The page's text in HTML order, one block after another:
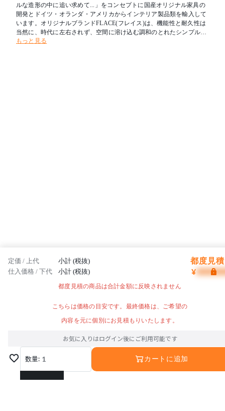
ルな造形の中に追い求めて...」をコンセプトに国産オリジナル家具の
開発とドイツ・オランダ・アメリカからインテリア製品類を輸入して
います。オリジナルブランドFLACE(フレイス)は、機能性と耐久性は
当然に、時代に左右されず、空間に溶け込む調和のとれたシンプルな
家具創りを目指しています。フレイスは日本から、そして世界から高
もっと見る
定価 / 上代 小計 (税抜) 都度見
仕入価格 / 下代 小計 (税抜) ¥
都度見積の商品は合計金額に反映されません
こちらは価格の目安です。最終価格は、ご希望の
内容を元に個別にお見積もりいたします。
お気に入りはログイン後にご利用可能です
数量: 1
1
カートに追加